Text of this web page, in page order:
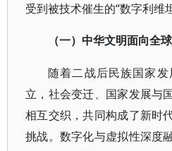
受到被技术催生的“数字利维
（一）中华文明面向全
随着二战后民族国家
立，社会变迁、国家发展与
相互交织，共同构成了新时
挑战。数字化与虚拟性深度